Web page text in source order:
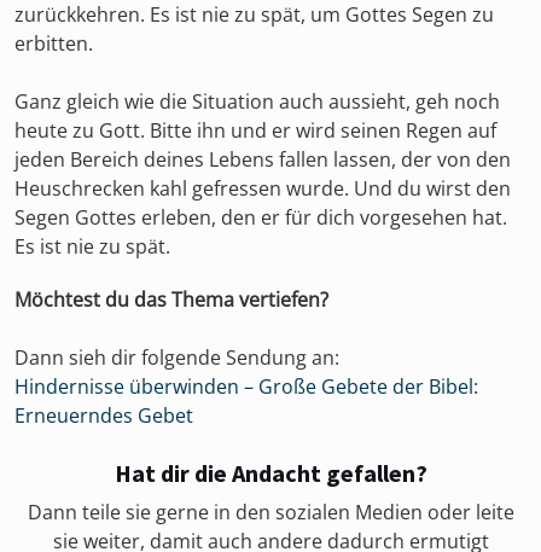
zurückkehren. Es ist nie zu spät, um Gottes Segen zu
erbitten.
Ganz gleich wie die Situation auch aussieht, geh noch
heute zu Gott. Bitte ihn und er wird seinen Regen auf
jeden Bereich deines Lebens fallen lassen, der von den
Heuschrecken kahl gefressen wurde. Und du wirst den
Segen Gottes erleben, den er für dich vorgesehen hat.
Es ist nie zu spät.
Möchtest du das Thema vertiefen?
Dann sieh dir folgende Sendung an:
Hindernisse überwinden – Große Gebete der Bibel:
Erneuerndes Gebet
Hat dir die Andacht gefallen?
Dann teile sie gerne in den sozialen Medien oder leite
sie weiter, damit auch andere dadurch ermutigt